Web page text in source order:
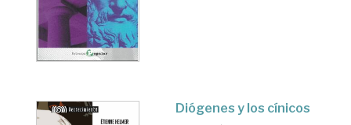
Diógenes y los cínicos